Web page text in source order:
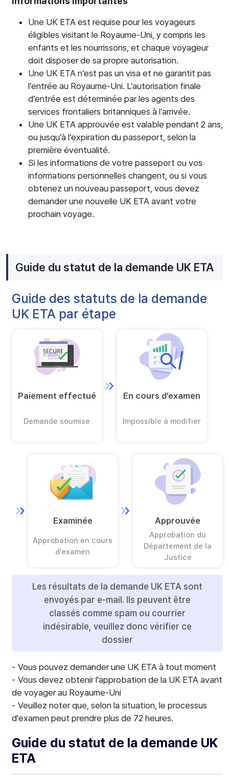
Une UK ETA est requise pour les voyageurs
éligibles visitant le Royaume-Uni, y compris les
enfants et les nourrissons, et chaque voyageur
doit disposer de sa propre autorisation.
Une UK ETA n’est pas un visa et ne garantit pas
l’entrée au Royaume-Uni. L’autorisation finale
d’entrée est déterminée par les agents des
services frontaliers britanniques à l’arrivée.
Une UK ETA approuvée est valable pendant 2 ans,
ou jusqu’à l’expiration du passeport, selon la
première éventualité.
Si les informations de votre passeport ou vos
informations personnelles changent, ou si vous
obtenez un nouveau passeport, vous devez
demander une nouvelle UK ETA avant votre
prochain voyage.
Guide du statut de la demande UK ETA
Guide des statuts de la demande
UK ETA par étape
Paiement effectué
Demande soumise
En cours d’examen
Impossible à modifier
Examinée
Approbation en cours
d’examen
Approuvée
Approbation du
Département de la
Justice
Les résultats de la demande UK ETA sont
envoyés par e-mail. Ils peuvent être
classés comme spam ou courrier
indésirable, veuillez donc vérifier ce
dossier
Vous pouvez demander une UK ETA à tout moment
Vous devez obtenir l'approbation de la UK ETA avant
de voyager au Royaume-Uni
Veuillez noter que, selon la situation, le processus
d'examen peut prendre plus de 72 heures.
Guide du statut de la demande UK
ETA